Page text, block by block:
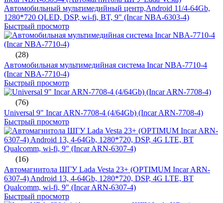
Автомобильный мультимедийный центр,Android 11/4-64Gb,
1280*720 QLED, DSP, wi-fi, BT, 9" (Incar NBA-6303-4)
Быстрый просмотр
(28)
Автомобильная мультимедийная система Incar NBA-7710-4
(Incar NBA-7710-4)
Быстрый просмотр
(76)
Universal 9" Incar ARN-7708-4 (4/64Gb) (Incar ARN-7708-4)
Быстрый просмотр
(16)
Автомагнитола ШГУ Lada Vesta 23+ (OPTIMUM Incar ARN-
6307-4) Android 13, 4-64Gb, 1280*720, DSP, 4G LTE, BT
Qualcomm, wi-fi, 9" (Incar ARN-6307-4)
Быстрый просмотр